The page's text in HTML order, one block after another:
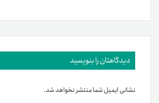
دیدگاهتان را بنویسید
نشانی ایمیل شما منتشر نخواهد شد.